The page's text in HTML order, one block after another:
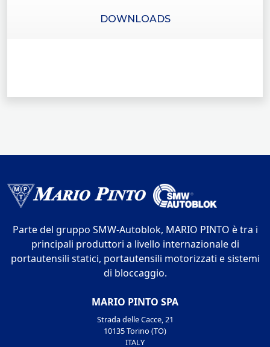
DOWNLOADS
Parte del gruppo SMW-Autoblok, MARIO PINTO è tra i
principali produttori a livello internazionale di
portautensili statici, portautensili motorizzati e sistemi
di bloccaggio.
MARIO PINTO SPA
Strada delle Cacce, 21
10135 Torino (TO)
ITALY